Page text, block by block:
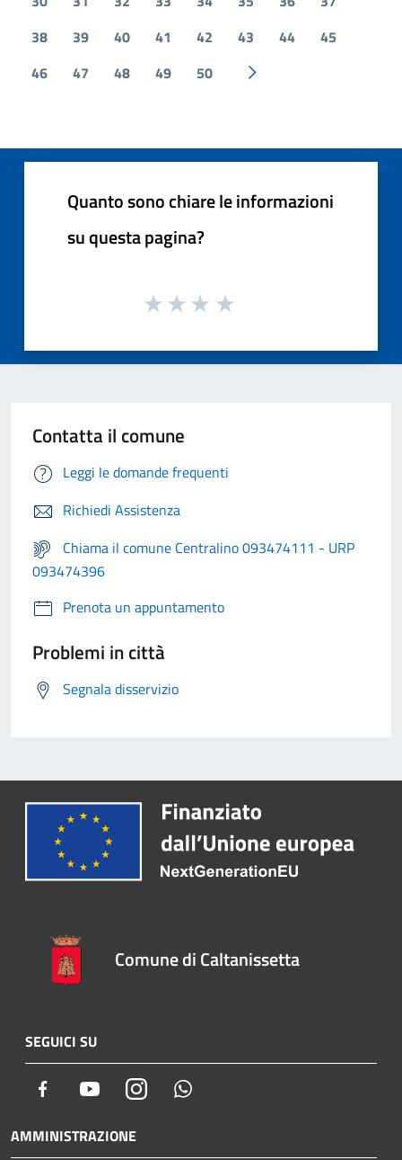
38
39 40 41 42 43 44
45
46
47 48 49 50 Pagina successiva
Quanto sono chiare le informazioni
su questa pagina?
Contatta il comune
Leggi le domande frequenti
Richiedi Assistenza
Chiama il comune Centralino 093474111 - URP
093474396
Prenota un appuntamento
Problemi in città
Segnala disservizio
Comune di Caltanissetta
SEGUICI SU
Facebook YoutubeInstagram
AMMINISTRAZIONE